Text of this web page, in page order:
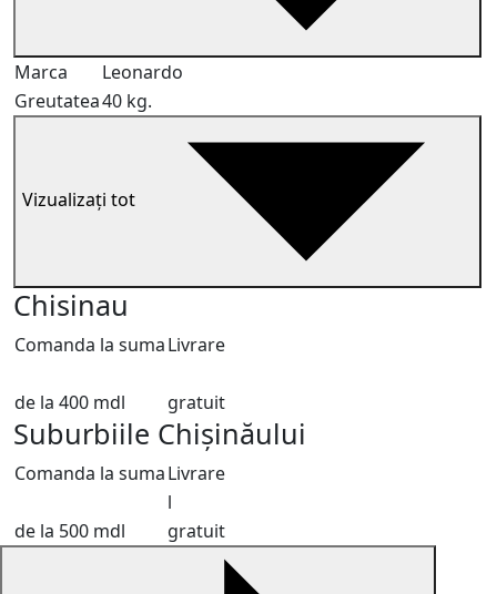
Marca
Leonardo
Greutatea40 kg.
Vizualizați tot
Chisinau
Comanda la sumaLivrare
de la 400 mdl gratuit
Suburbiile Chișinăului
Comanda la sumaLivrare
l
de la 500 mdl
gratuit